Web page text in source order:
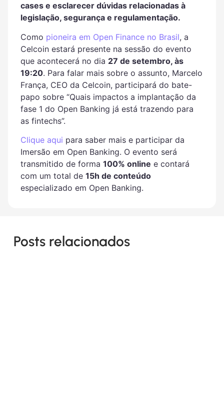
cases e esclarecer dúvidas relacionadas à
legislação, segurança e regulamentação.
Como pioneira em Open Finance no Brasil, a
Celcoin estará presente na sessão do evento
que acontecerá no dia 27 de setembro, às
19:20. Para falar mais sobre o assunto, Marcelo
França, CEO da Celcoin, participará do bate-
papo sobre “Quais impactos a implantação da
fase 1 do Open Banking já está trazendo para
as fintechs”.
Clique aqui para saber mais e participar da
Imersão em Open Banking. O evento será
transmitido de forma 100% online e contará
com um total de 15h de conteúdo
especializado em Open Banking.
Posts relacionados